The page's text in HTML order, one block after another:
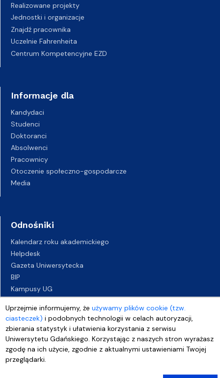
Uprzejmie informujemy, żeużywamy plików cookie (tzw.
ciasteczek) i podobnych technologii w celach autoryzacji,
zbierania statystyk i ułatwienia korzystania z serwisu
Uniwersytetu Gdańskiego. Korzystając z naszych stron wyrażasz
zgodę na ich użycie, zgodnie z aktualnymi ustawieniami Twojej
przeglądarki.
Realizowane projekty
Jednostki i organizacje
Znajdź pracownika
Uczelnie Fahrenheita
Centrum Kompetencyjne EZD
Informacje dla
Kandydaci
Studenci
Doktoranci
Absolwenci
Pracownicy
Otoczenie społeczno-gospodarcze
Media
Odnośniki
Kalendarz roku akademickiego
Helpdesk
Gazeta Uniwersytecka
BIP
Kampusy UG
Biuro Karier UG
Oferty pracy
Deklaracja dostępności